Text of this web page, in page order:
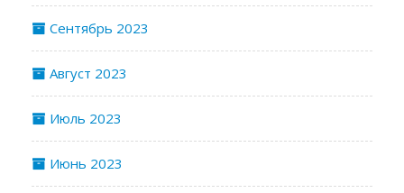
Сентябрь 2023
Август 2023
Июль 2023
Июнь 2023